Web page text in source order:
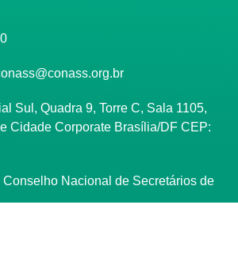
Sul, Quadra 9, Torre C, Sala 1105,
Cidade Corporate Brasília/DF CEP:
Conselho Nacional de Secretários de